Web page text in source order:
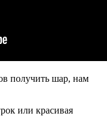
получить шар, нам
или красивая